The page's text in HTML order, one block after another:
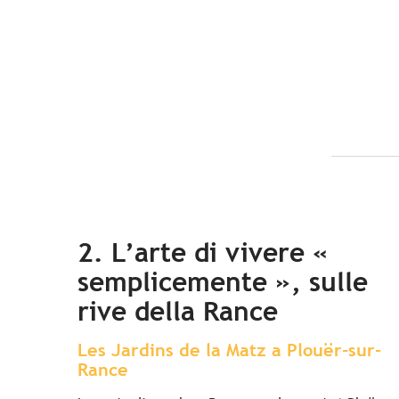
2. L’arte di vivere «
semplicemente », sulle
rive della Rance
Les Jardins de la Matz a Plouër-sur-
Rance